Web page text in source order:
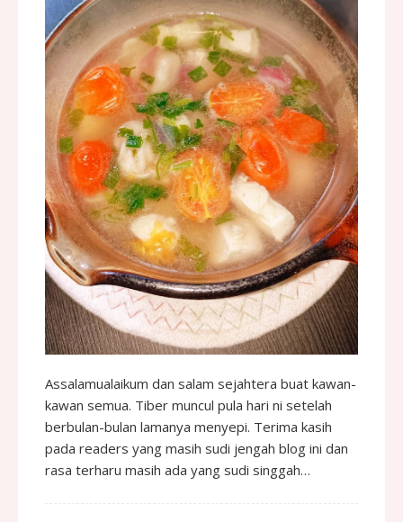
Assalamualaikum dan salam sejahtera buat kawan-
kawan semua. Tiber muncul pula hari ni setelah
berbulan-bulan lamanya menyepi. Terima kasih
pada readers yang masih sudi jengah blog ini dan
rasa terharu masih ada yang sudi singgah…